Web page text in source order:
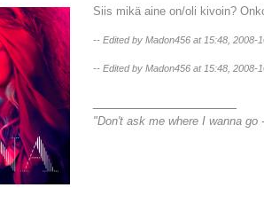
Siis mikä aine on/oli kivoin?
-- Edited by Madon456 at 15:48, 2008-
-- Edited by Madon456 at 15:48, 2008-
"Don't ask me where I wanna go -